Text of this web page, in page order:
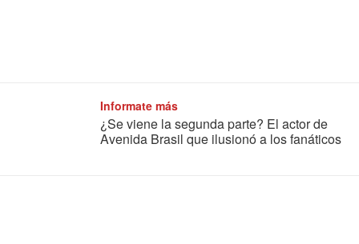
Informate más
¿Se viene la segunda parte? El actor de
Avenida Brasil que ilusionó a los fanáticos